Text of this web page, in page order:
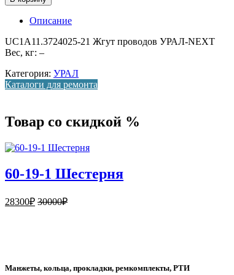
Описание
UC1A11.3724025-21 Жгут проводов УРАЛ-NEXT
Вес, кг: –
Категория: УРАЛ
Каталоги для ремонта
Товар со скидкой %
60-19-1 Шестерня
28300₽ 30000₽
Манжеты, кольца, прокладки, ремкомплекты, РТИ